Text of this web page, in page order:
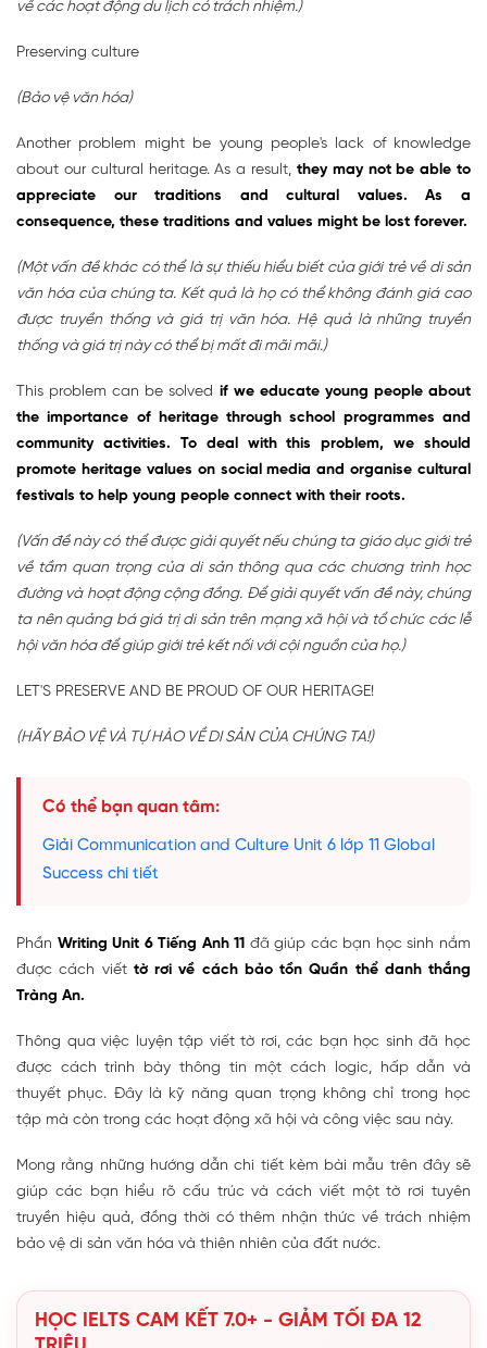
về các hoạt động du lịch có trách nhiệm.)
Preserving culture
(Bảo vệ văn hóa)
Another problem might be young people's lack of knowledge
about our cultural heritage. As a result, they may not be able to
appreciate our traditions and cultural values. As a
consequence, these traditions and values might be lost forever.
(Một vấn đề khác có thể là sự thiếu hiểu biết của giới trẻ về di sản
văn hóa của chúng ta. Kết quả là họ có thể không đánh giá cao
được truyền thống và giá trị văn hóa. Hệ quả là những truyền
thống và giá trị này có thể bị mất đi mãi mãi.)
This problem can be solved if we educate young people about
the importance of heritage through school programmes and
community activities. To deal with this problem, we should
promote heritage values on social media and organise cultural
festivals to help young people connect with their roots.
(Vấn đề này có thể được giải quyết nếu chúng ta giáo dục giới trẻ
về tầm quan trọng của di sản thông qua các chương trình học
đường và hoạt động cộng đồng. Để giải quyết vấn đề này, chúng
ta nên quảng bá giá trị di sản trên mạng xã hội và tổ chức các lễ
hội văn hóa để giúp giới trẻ kết nối với cội nguồn của họ.)
LET'S PRESERVE AND BE PROUD OF OUR HERITAGE!
(HÃY BẢO VỆ VÀ TỰ HÀO VỀ DI SẢN CỦA CHÚNG TA!)
Có thể bạn quan tâm:
Giải Communication and Culture Unit 6 lớp 11 Global
Success chi tiết
Phần Writing Unit 6 Tiếng Anh 11 đã giúp các bạn học sinh nắm
được cách viết tờ rơi về cách bảo tồn Quần thể danh thắng
Tràng An.
Thông qua việc luyện tập viết tờ rơi, các bạn học sinh đã học
được cách trình bày thông tin một cách logic, hấp dẫn và
thuyết phục. Đây là kỹ năng quan trọng không chỉ trong học
tập mà còn trong các hoạt động xã hội và công việc sau này.
Mong rằng những hướng dẫn chi tiết kèm bài mẫu trên đây sẽ
giúp các bạn hiểu rõ cấu trúc và cách viết một tờ rơi tuyên
truyền hiệu quả, đồng thời có thêm nhận thức về trách nhiệm
bảo vệ di sản văn hóa và thiên nhiên của đất nước.
HỌC IELTS CAM KẾT 7.0+ - GIẢM TỐI ĐA 12